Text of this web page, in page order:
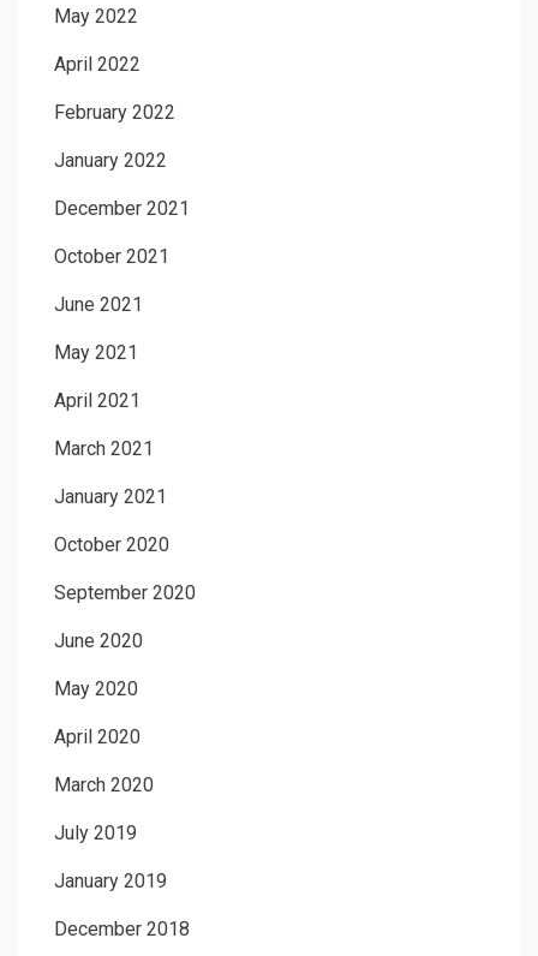
May 2022
April 2022
February 2022
January 2022
December 2021
October 2021
June 2021
May 2021
April 2021
March 2021
January 2021
October 2020
September 2020
June 2020
May 2020
April 2020
March 2020
July 2019
January 2019
December 2018